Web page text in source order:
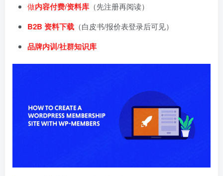
做内容付费/资料库 （先注册再阅读）
B2B 资料下载 （白皮书/报价表登录后可见）
品牌内训/社群知识库